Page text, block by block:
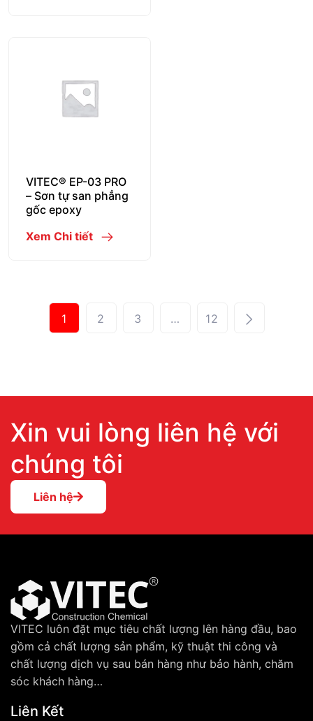
VITEC® EP-03 PRO
– Sơn tự san phẳng
gốc epoxy
Xem Chi tiết
1 2 3 … 12
Xin vui lòng liên hệ với
chúng tôi
Liên hệ
VITEC luôn đặt mục tiêu chất lượng lên hàng đầu, bao
gồm cả chất lượng sản phẩm, kỹ thuật thi công và
chất lượng dịch vụ sau bán hàng như bảo hành, chăm
sóc khách hàng…
Liên Kết